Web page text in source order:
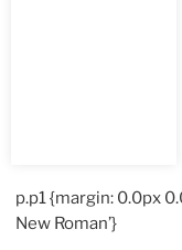
p.p1 {margin: 0.0px
New Roman’}